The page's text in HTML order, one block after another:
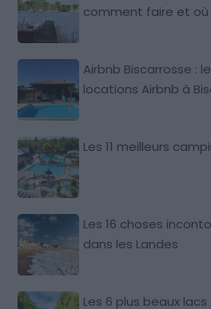
comment faire et où
Airbnb Biscarrosse :
locations Airbnb à
Les 11 meilleurs
Les 16 choses
dans les Landes
Les 6 plus beaux